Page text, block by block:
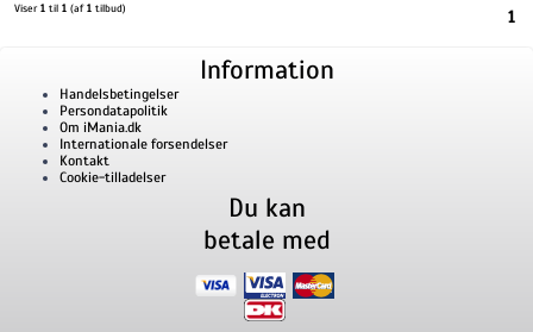
Viser1 til 1 (af1 tilbud) 1
Information
Handelsbetingelser
Persondatapolitik
Om iMania.dk
Internationale forsendelser
Kontakt
Cookie-tilladelser
Du kan
betale med